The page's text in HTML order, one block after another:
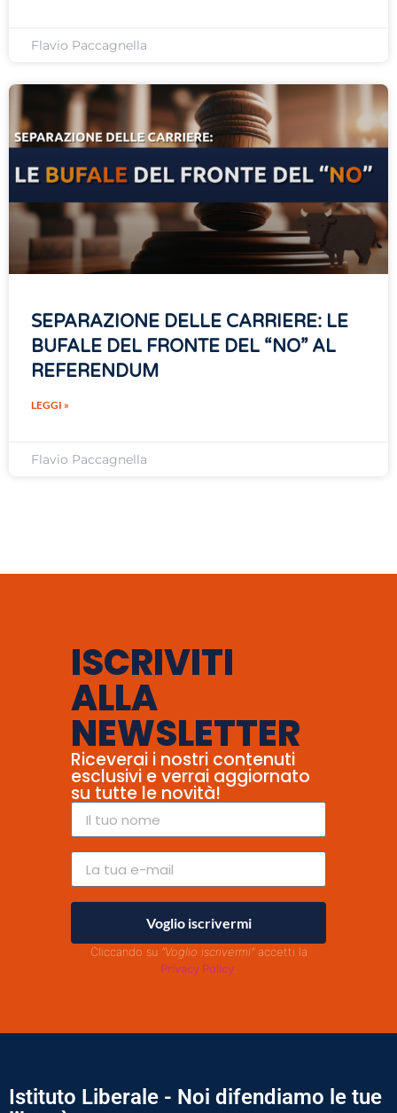
Flavio Paccagnella
SEPARAZIONE DELLE CARRIERE: LE
BUFALE DEL FRONTE DEL “NO” AL
REFERENDUM
LEGGI »
Flavio Paccagnella
ISCRIVITI
ALLA
NEWSLETTER
Riceverai i nostri contenuti
esclusivi e verrai aggiornato
su tutte le novità!
Voglio iscrivermi
Cliccando su "Voglio iscrivermi"accetti la
Privacy Policy.
Istituto Liberale - Noi difendiamo le tue